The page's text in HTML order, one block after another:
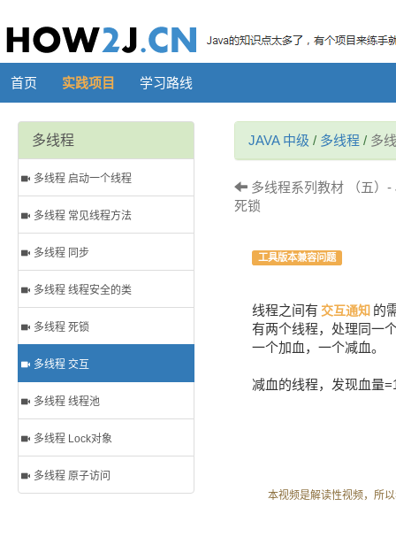
首页 实践项目 学习路线
多线程
多线程 启动一个线程
多线程 常见线程方法
多线程 同步
多线程 线程安全的类
多线程 死锁
多线程 交互
多线程 线程池
多线程 Lock对象
多线程 原子访问
JAVA 中级 / 多线程 / 多
多线程系列教材 （五）
死锁
工具版本兼容问题
线程之间有 交互通知 的
有两个线程，处理同一
一个加血，一个减血。
减血的线程，发现血量
本视频是解读性视频，所